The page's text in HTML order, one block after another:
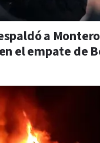
a
el empate de